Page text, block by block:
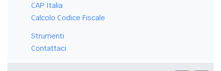
CAP Italia
Calcolo Codice Fiscale
Strumenti
Contattaci